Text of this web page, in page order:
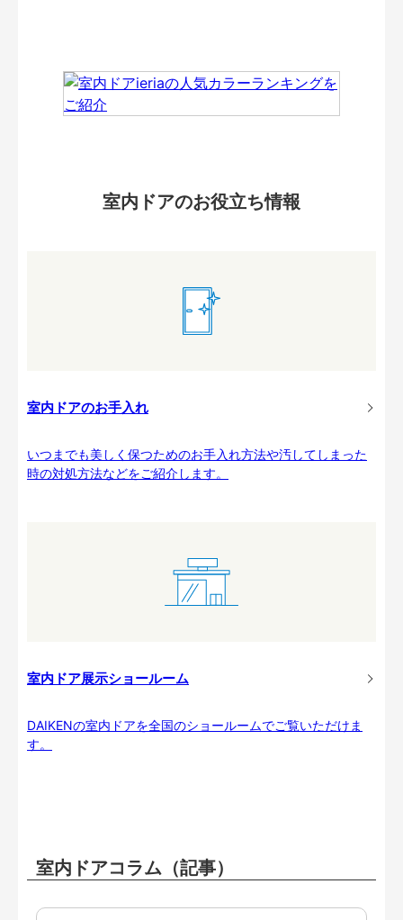
室内ドアのお役立ち情報
室内ドアのお手入れ
いつまでも美しく保つためのお手入れ方法や汚してしまった
時の対処方法などをご紹介します。
室内ドア展示ショールーム
DAIKENの室内ドアを全国のショールームでご覧いただけま
す。
室内ドアコラム（記事）